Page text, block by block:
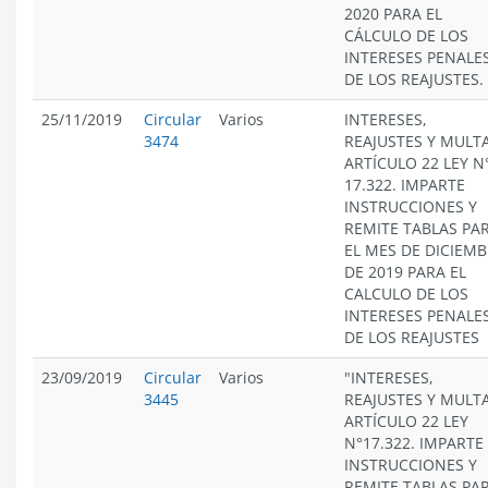
2020 PARA EL
CÁLCULO DE LOS
INTERESES
DE LOS REAJUSTES.
25/11/2019
Circular
3474
Varios
INTERESES,
REAJUSTES Y
ARTÍCULO 22 LEY
17.322. IMPARTE
INSTRUCCIONES Y
REMITE TABLAS
EL MES DE
DE 2019 PARA EL
CALCULO DE LOS
INTERESES
DE LOS REAJUSTES
23/09/2019
Circular
3445
Varios
"INTERESES,
REAJUSTES Y
ARTÍCULO 22 LEY
N°17.322. IMPARTE
INSTRUCCIONES Y